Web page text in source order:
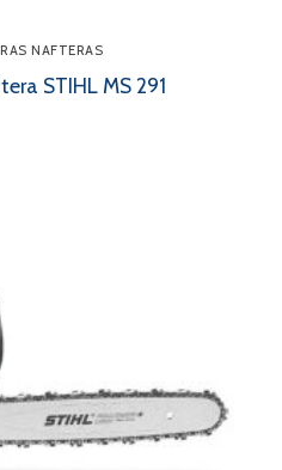
NAFTERAS
STIHL MS 291